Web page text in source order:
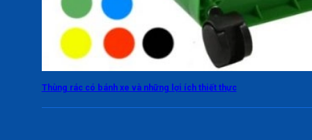
Thùng rác có bánh xe và những lợi ích thiết thực